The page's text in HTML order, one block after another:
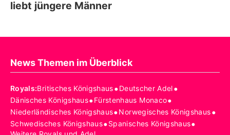
liebt jüngere Männer
News Themen im Überblick
Royals:Britisches Königshaus•Deutscher Adel•
Dänisches Königshaus•Fürstenhaus Monaco•
Niederländisches Königshaus•Norwegisches Königshaus•
Schwedisches Königshaus•Spanisches Königshaus•